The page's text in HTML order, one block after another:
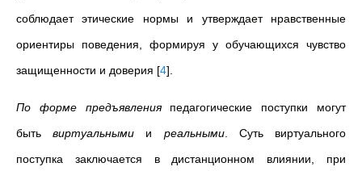
соблюдает этические нормы и утверждает нравственные
ориентиры поведения, формируя у обучающихся чувство
защищенности и доверия [4]
По форме предъявления
педагогические поступки могут
бытьвиртуальными и реальными. Суть виртуального
поступка заключается в дистанционном влиянии, при